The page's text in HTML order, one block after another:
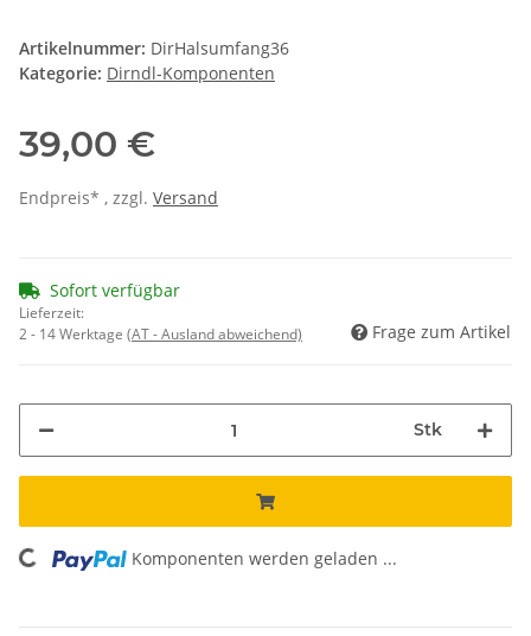
Artikelnummer: DirHalsumfang36
Kategorie: Dirndl-Komponenten
39,00 €
Endpreis* , zzgl. Versand
Sofort verfügbar
Lieferzeit:
2 - 14 Werktage (AT - Ausland abweichend) Frage zum Artikel
Stk
Loading... Komponenten werden geladen ...